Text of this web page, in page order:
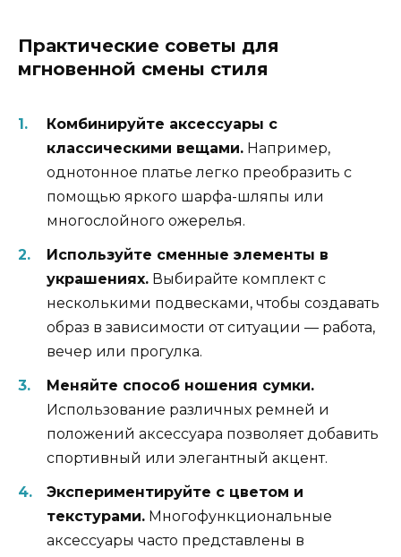
Практические советы для
мгновенной смены стиля
Комбинируйте аксессуары с
классическими вещами. Например,
однотонное платье легко преобразить с
помощью яркого шарфа-шляпы или
многослойного ожерелья.
Используйте сменные элементы в
украшениях. Выбирайте комплект с
несколькими подвесками, чтобы создавать
образ в зависимости от ситуации — работа,
вечер или прогулка.
Меняйте способ ношения сумки.
Использование различных ремней и
положений аксессуара позволяет добавить
спортивный или элегантный акцент.
Экспериментируйте с цветом и
текстурами. Многофункциональные
аксессуары часто представлены в